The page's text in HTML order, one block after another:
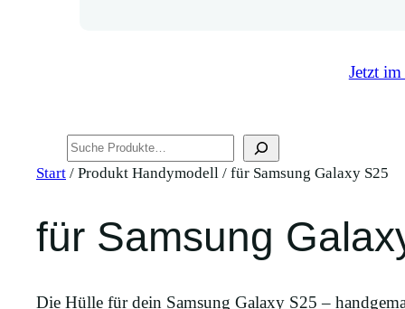
Jetzt
Start / Produkt Handymodell / für Samsung Galaxy S25
für Samsung
Die Hülle für dein Samsung Galaxy S25 –